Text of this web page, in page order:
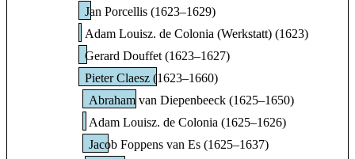
Jan Porcellis (1623–1629)
Adam Louisz. de Colonia (Werkstatt) (1623)
Gerard Douffet (1623–1627)
Pieter Claesz (1623–1660)
Abraham van Diepenbeeck (1625–1650)
Adam Louisz. de Colonia (1625–1626)
Jacob Foppens van Es (1625–1637)